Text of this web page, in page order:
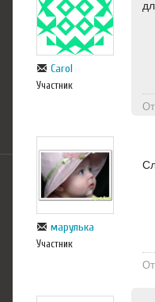
Carol
Участник
марулька
Участник